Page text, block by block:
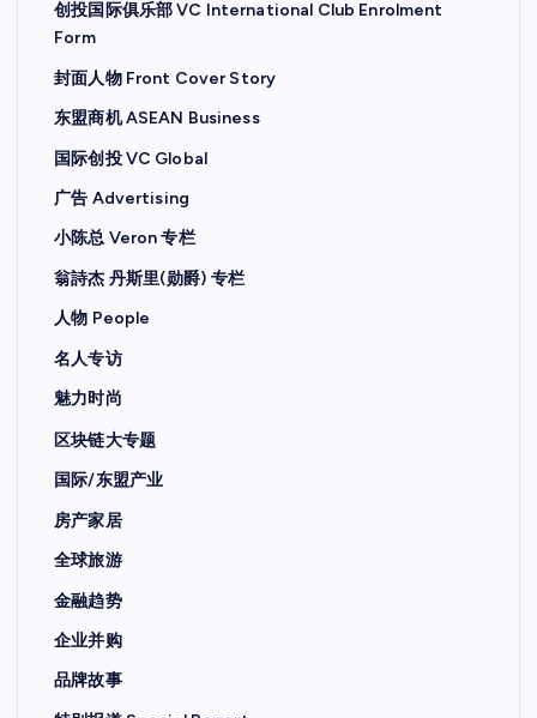
创投国际俱乐部 VC International Club Enrolment
Form
封面人物 Front Cover Story
东盟商机 ASEAN Business
国际创投 VC Global
广告 Advertising
小陈总 Veron 专栏
翁詩杰 丹斯里(勋爵) 专栏
人物 People
名人专访
魅力时尚
区块链大专题
国际/东盟产业
房产家居
全球旅游
金融趋势
企业并购
品牌故事